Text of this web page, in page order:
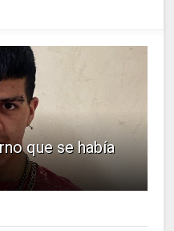
que se había